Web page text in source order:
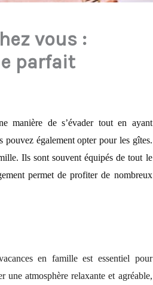
vous :
parfait
manière de s’évader tout en ayant
pouvez également opter pour les gîtes.
Ils sont souvent équipés de tout le
permet de profiter de nombreux
en famille est essentiel pour
une atmosphère relaxante et agréable,